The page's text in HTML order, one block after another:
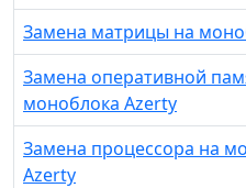
Замена матрицы на
Замена оперативной
моноблока Azerty
Замена процессора на
Azerty